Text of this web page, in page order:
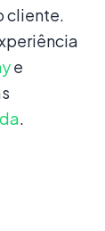
cliente.
e
.